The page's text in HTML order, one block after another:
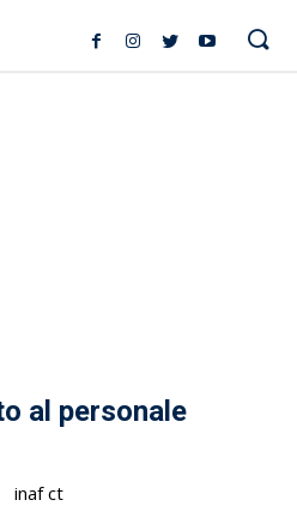
al personale